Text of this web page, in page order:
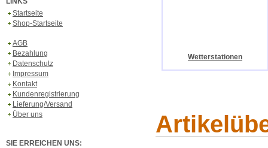
Startseite
Shop-Startseite
AGB
Bezahlung
Datenschutz
Impressum
Kontakt
Kundenregistrierung
Lieferung/Versand
Über uns
SIE ERREICHEN UNS:
Wetterstationen